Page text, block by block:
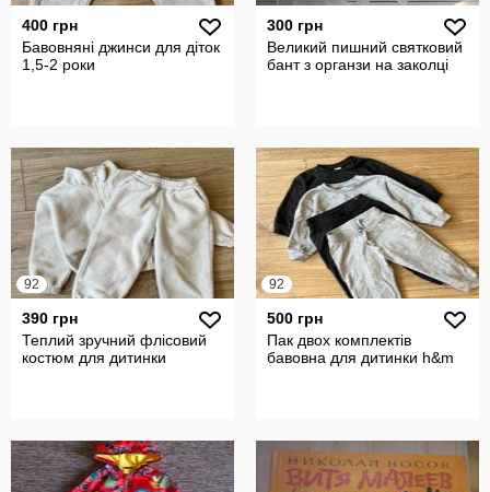
400 грн
Бавовняні джинси для діток
1,5-2 роки
300 грн
Великий пишний святковий
бант з органзи на заколці
92
390 грн
Теплий зручний флісовий
костюм для дитинки
92
500 грн
Пак двох комплектів
бавовна для дитинки h&m